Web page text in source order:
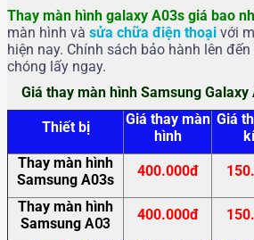
Thay màn hình galaxy A03s giá bao
màn hình và sửa chữa điện thoại với
hiện nay. Chính sách bảo hành lên
chóng lấy ngay.
Giá thay màn hình Samsung Galaxy
Thiết bị
Giá thay màn
hình
Giá
Thay màn hình
Samsung A03s
400.000đ
Thay màn hình
Samsung A03
400.000đ